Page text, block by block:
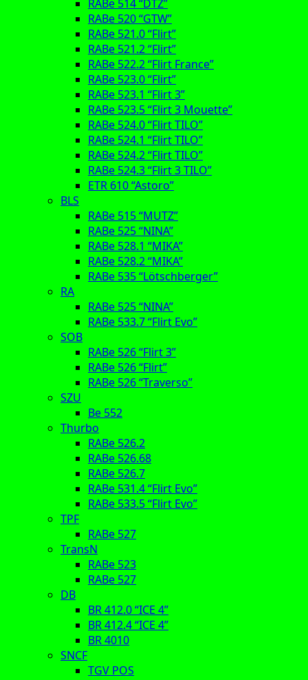
RABe 514 “DTZ”
RABe 520 “GTW”
RABe 521.0 “Flirt”
RABe 521.2 “Flirt”
RABe 522.2 “Flirt France”
RABe 523.0 “Flirt”
RABe 523.1 “Flirt 3”
RABe 523.5 “Flirt 3 Mouette”
RABe 524.0 “Flirt TILO”
RABe 524.1 “Flirt TILO”
RABe 524.2 “Flirt TILO”
RABe 524.3 “Flirt 3 TILO”
ETR 610 “Astoro”
BLS
RABe 515 “MUTZ”
RABe 525 “NINA”
RABe 528.1 “MIKA”
RABe 528.2 “MIKA”
RABe 535 “Lötschberger”
RA
RABe 525 “NINA”
RABe 533.7 “Flirt Evo”
SOB
RABe 526 “Flirt 3”
RABe 526 “Flirt”
RABe 526 “Traverso”
SZU
Be 552
Thurbo
RABe 526.2
RABe 526.68
RABe 526.7
RABe 531.4 “Flirt Evo”
RABe 533.5 “Flirt Evo”
TPF
RABe 527
TransN
RABe 523
RABe 527
DB
BR 412.0 “ICE 4”
BR 412.4 “ICE 4”
BR 4010
SNCF
TGV POS